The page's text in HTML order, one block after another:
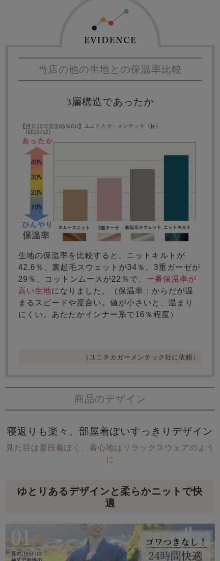
当店の他の生地との保温率比較
3層構造であったか
生地の保温率を比較すると、ニットキルトが
42.6％、裏起毛スウェットが34％。3重ガーゼが
29％、コットンムースが22％で、 一番保温率が
高い生地になりました。（保温率：からだが温
まるスピードや度合い。値が小さいと、温まり
にくい。あたたかインナー系で16％程度）
（ユニチカガーメンテック社に依頼）
商品のデザイン
寝返りも楽々。部屋着ぽいすっきりデザイン
見た目は普段着ぽく、着心地はリラックスウェアのよう
に
ゆとりあるデザインと柔らかニットで快
適